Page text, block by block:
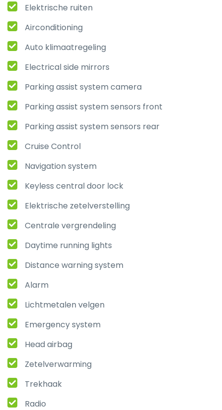
Elektrische ruiten
Airconditioning
Auto klimaatregeling
Electrical side mirrors
Parking assist system camera
Parking assist system sensors front
Parking assist system sensors rear
Cruise Control
Navigation system
Keyless central door lock
Elektrische zetelverstelling
Centrale vergrendeling
Daytime running lights
Distance warning system
Alarm
Lichtmetalen velgen
Emergency system
Head airbag
Zetelverwarming
Trekhaak
Radio